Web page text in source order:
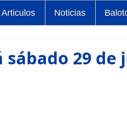
Articulos Noticias
29 de